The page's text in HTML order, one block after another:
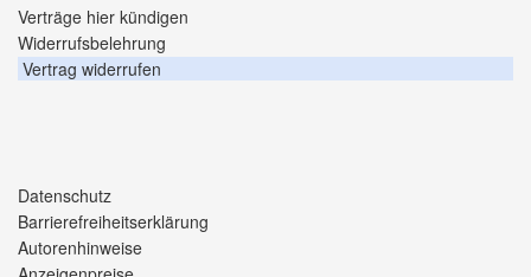
Verträge hier kündigen
Widerrufsbelehrung
Vertrag widerrufen
Datenschutz
Barrierefreiheitserklärung
Autorenhinweise